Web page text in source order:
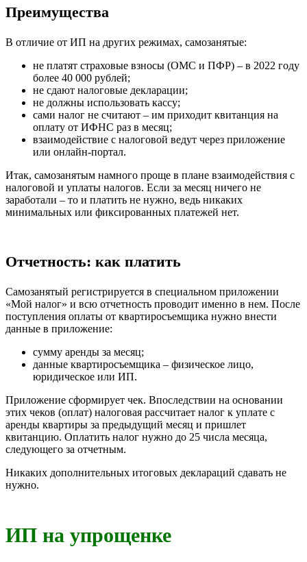
Преимущества
В отличие от ИП на других режимах, самозанятые:
не платят страховые взносы (ОМС и ПФР) – в 2022 году
более 40 000 рублей;
не сдают налоговые декларации;
не должны использовать кассу;
сами налог не считают – им приходит квитанция на
оплату от ИФНС раз в месяц;
взаимодействие с налоговой ведут через приложение
или онлайн-портал.
Итак, самозанятым намного проще в плане взаимодействия с
налоговой и уплаты налогов. Если за месяц ничего не
заработали – то и платить не нужно, ведь никаких
минимальных или фиксированных платежей нет.
Отчетность: как платить
Самозанятый регистрируется в специальном приложении
«Мой налог» и всю отчетность проводит именно в нем. После
поступления оплаты от квартиросъемщика нужно внести
данные в приложение:
сумму аренды за месяц;
данные квартиросъемщика – физическое лицо,
юридическое или ИП.
Приложение сформирует чек. Впоследствии на основании
этих чеков (оплат) налоговая рассчитает налог к уплате с
аренды квартиры за предыдущий месяц и пришлет
квитанцию. Оплатить налог нужно до 25 числа месяца,
следующего за отчетным.
Никаких дополнительных итоговых деклараций сдавать не
нужно.
ИП на упрощенке